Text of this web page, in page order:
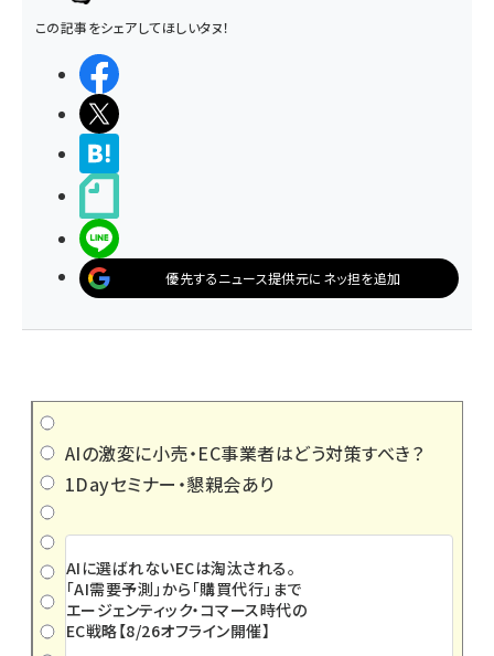
この記事をシェアしてほしいタヌ！
優先するニュース提供元にネッ担を追加
AIの激変に小売・EC事業者はどう対策すべき？
1Dayセミナー・懇親会あり
AIに選ばれないECは淘汰される。
「AI需要予測」から「購買代行」まで
エージェンティック・コマース時代の
EC戦略【8/26オフライン開催】